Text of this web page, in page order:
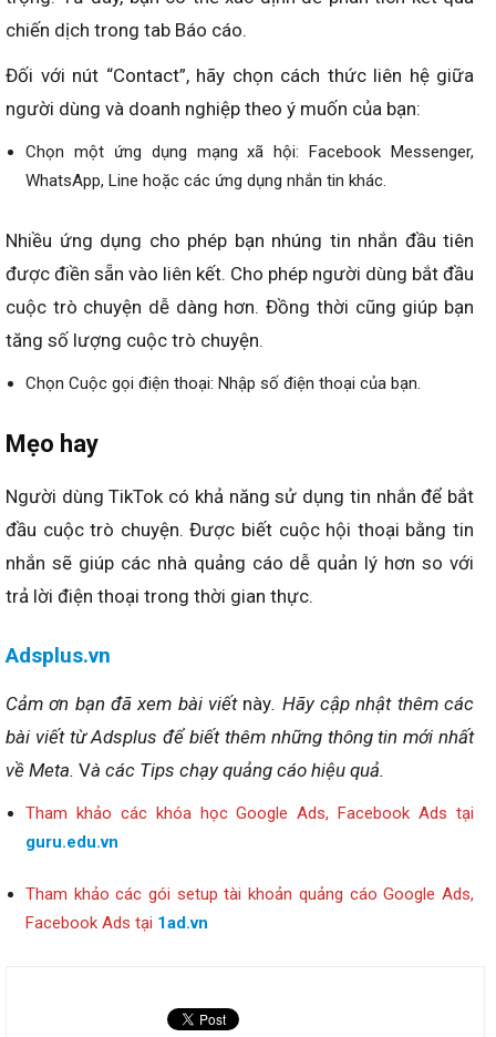
chiến dịch trong tab Báo cáo.
Đối với nút “Contact”, hãy chọn cách thức liên hệ giữa
người dùng và doanh nghiệp theo ý muốn của bạn:
Chọn một ứng dụng mạng xã hội: Facebook Messenger,
WhatsApp, Line hoặc các ứng dụng nhắn tin khác.
Nhiều ứng dụng cho phép bạn nhúng tin nhắn đầu tiên
được điền sẵn vào liên kết. Cho phép người dùng bắt đầu
cuộc trò chuyện dễ dàng hơn. Đồng thời cũng giúp bạn
tăng số lượng cuộc trò chuyện.
Chọn Cuộc gọi điện thoại: Nhập số điện thoại của bạn.
Mẹo hay
Người dùng TikTok có khả năng sử dụng tin nhắn để bắt
đầu cuộc trò chuyện. Được biết cuộc hội thoại bằng tin
nhắn sẽ giúp các nhà quảng cáo dễ quản lý hơn so với
trả lời điện thoại trong thời gian thực.
Adsplus.vn
Cảm ơn bạn đã xem bài viết này. Hãy cập nhật thêm các
bài viết từ Adsplus để biết thêm những thông tin mới nhất
về Meta. Và các Tips chạy quảng cáo hiệu quả.
Tham khảo các khóa học Google Ads, Facebook Ads tại
guru.edu.vn
Tham khảo các gói setup tài khoản quảng cáo Google Ads,
Facebook Ads tại 1ad.vn